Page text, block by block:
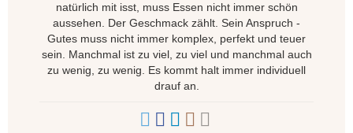
natürlich mit isst, muss Essen nicht immer schön
aussehen. Der Geschmack zählt. Sein Anspruch -
Gutes muss nicht immer komplex, perfekt und teuer
sein. Manchmal ist zu viel, zu viel und manchmal auch
zu wenig, zu wenig. Es kommt halt immer individuell
drauf an.